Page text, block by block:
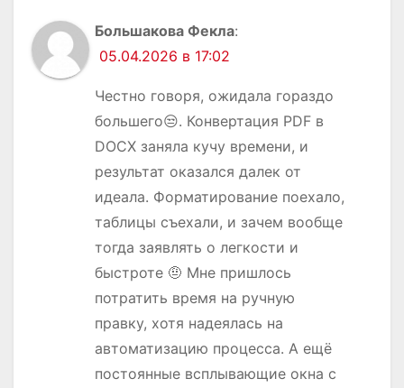
Большакова Фекла:
05.04.2026 в 17:02
Честно говоря, ожидала гораздо
большего😒. Конвертация PDF в
DOCX заняла кучу времени, и
результат оказался далек от
идеала. Форматирование поехало,
таблицы съехали, и зачем вообще
тогда заявлять о легкости и
быстроте 🤨 Мне пришлось
потратить время на ручную
правку, хотя надеялась на
автоматизацию процесса. А ещё
постоянные всплывающие окна с